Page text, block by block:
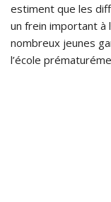
estiment que les
un frein important à
nombreux jeunes
l’école